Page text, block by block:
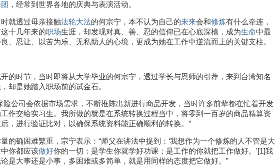
，经常到世界各地的庆典与表演活动。
就透过母亲接触法轮大法的何宗宁，本不认为自己的未来会和修炼有什么牵连，
十几年来的职场生涯，却发现对真、善、忍的信仰已在心底深植，成为生命中最
、忍让、以苦为乐、无私助人的心境，更成为她在工作中逆流而上的关键支柱。
的时节，当时即将从大学毕业的何宗宁，透过学长与恩师的引荐，来到台湾知名
却是她踏入职场前的试金石。
险公司会依据市场需求，不断推陈出新进行商品开发，当时许多前辈都在忙着开发
作交给实习生。我所做的就是在系统转换过程当中，将零到一百岁的商品精算资
，进行验证比对，以确保系统资料能正确顺利的转换。”
的确困难繁重，宗宁表示：“师父在讲法中提到：‘我想作为一个修炼的人不管是大
你都应该做好你的一切：是学生你就学好功课；是工作的你就把工作做好。’[1]我
是大事还是小事，多困难或多简单，就是用同样的态度把它做好。”